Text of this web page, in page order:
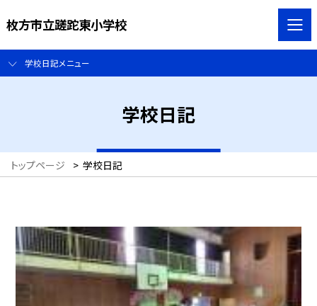
枚方市立蹉跎東小学校
学校日記メニュー
学校日記
トップページ > 学校日記